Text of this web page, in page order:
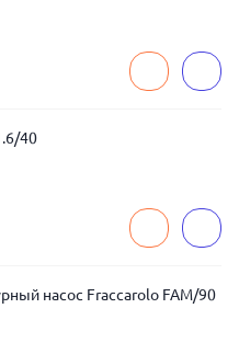
40
насос Fraccarolo FAM/90